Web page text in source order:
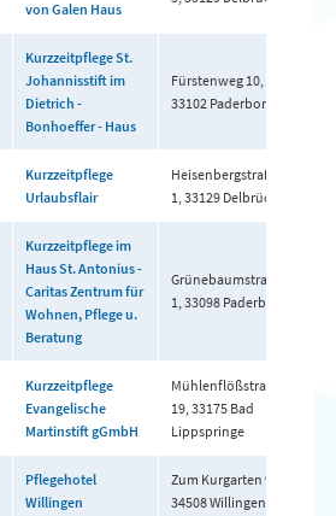
von Galen Haus
Kurzzeitpflege St.
Johannisstift im
Dietrich -
Bonhoeffer - Haus
Fürstenweg 10,
33102 Paderborn
Kurzzeitpflege
Urlaubsflair
Heisenbergstraße
1, 33129 Delbrück
Kurzzeitpflege im
Haus St. Antonius -
Caritas Zentrum für
Wohnen, Pflege u.
Beratung
Grünebaumstraße
1, 33098 Paderborn
Kurzzeitpflege
Evangelische
Martinstift gGmbH
Mühlenflößstraße
19, 33175 Bad
Lippspringe
Pflegehotel
Willingen
Zum Kurgarten 9,
34508 Willingen